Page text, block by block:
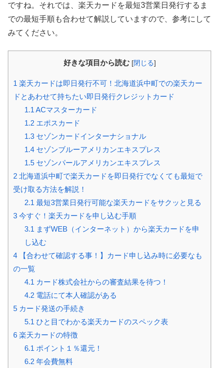
ですね。それでは、楽天カードを最短3営業日発行するま
での最短手順も合わせて解説していますので、参考にして
みてください。
好きな項目から読む [閉じる]
1 楽天カードは即日発行不可！北海道浜中町での楽天カー
ドとあわせて持ちたい即日発行クレジットカード
1.1 ACマスターカード
1.2エポスカード
1.3セゾンカードインターナショナル
1.4セゾンブルーアメリカンエキスプレス
1.5セゾンパールアメリカンエキスプレス
2 北海道浜中町で楽天カードを即日発行でなくても最短で
受け取る方法を解説！
2.1 最短3営業日発行可能な楽天カードをサクッと見る
3 今すぐ！楽天カードを申し込む手順
3.1 まずWEB（インターネット）から楽天カードを申
し込む
4 【合わせて確認する事！】カード申し込み時に必要なも
の一覧
4.1 カード株式会社からの審査結果を待つ！
4.2電話にて本人確認がある
5 カード発送の手続き
5.1 ひと目でわかる楽天カードのスペック表
6 楽天カードの特徴
6.1 ポイント１％還元！
6.2年会費無料